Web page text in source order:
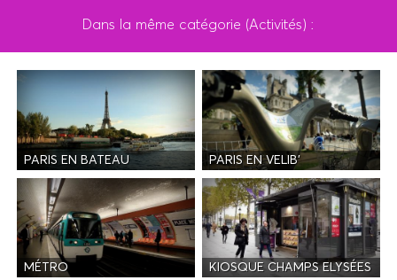
Dans la même catégorie (Activités) :
PARIS EN BATEAU PARIS EN VELIB'
MÉTRO KIOSQUE CHAMPS ELYSÉES